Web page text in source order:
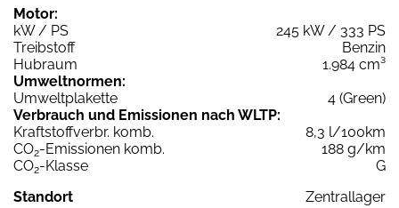
Motor:
kW / PS
245 kW / 333 PS
Treibstoff
Benzin
Hubraum
1.984 cm³
Umweltnormen:
Umweltplakette
4 (Green)
Verbrauch und Emissionen nach WLTP:
Kraftstoffverbr. komb.
8,3 l/100km
CO2-Emissionen komb.
188 g/km
CO2-Klasse
G
Standort
Zentrallager